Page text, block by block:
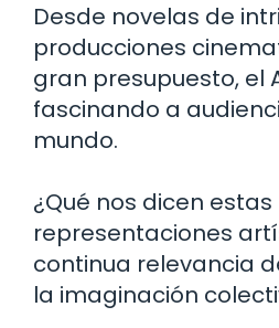
Desde novelas de
producciones
gran presupuesto, el
fascinando a
mundo.
¿Qué nos dicen estas
representaciones
continua relevancia
la imaginación